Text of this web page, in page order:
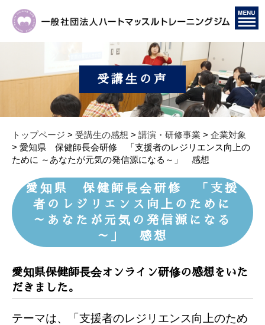
受講生の声
トップページ > 受講生の感想 > 講演・研修事業 > 企業対象
> 愛知県 保健師長会研修 「支援者のレジリエンス向上の
ために ～あなたが元気の発信源になる～」 感想
愛知県 保健師長会研修 「支援
者のレジリエンス向上のために
～あなたが元気の発信源になる
～」 感想
愛知県保健師長会オンライン研修の感想をいた
だきました。
テーマは、「支援者のレジリエンス向上のため